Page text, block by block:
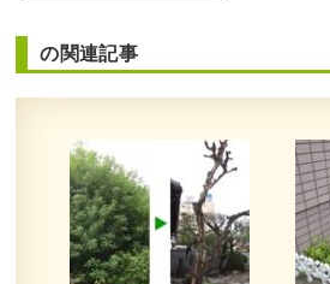
の関連記事